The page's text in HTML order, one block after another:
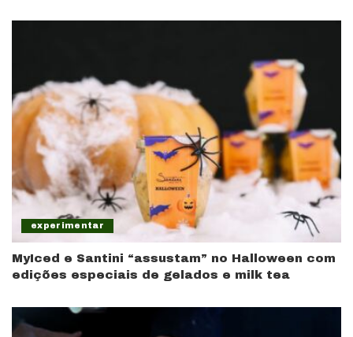
experimentar
MyIced e Santini “assustam” no Halloween com
edições especiais de gelados e milk tea